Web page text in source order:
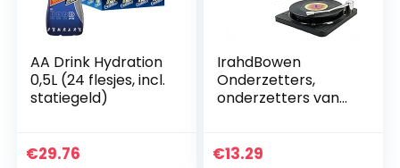
AA Drink Hydration
0,5L (24 flesjes, incl.
statiegeld)
€29.76
IrahdBowen
Onderzetters,
onderzetters van
onderzetter met
€13.29